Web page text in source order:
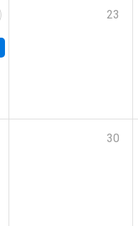
23
30